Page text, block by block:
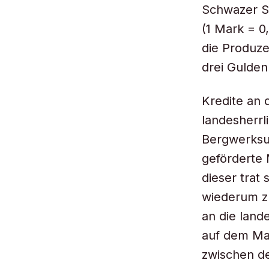
Schwazer
(1 Mark =
die
drei
Kredite an
geförderte
dieser trat
wiederum
an die
auf dem
zwischen